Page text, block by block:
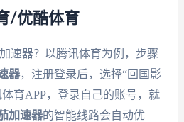
/优酷体育
速器？以腾讯体育为例，步骤
器，注册登录后，选择“回国影
育APP，登录自己的账号，就
加速器的智能线路会自动优